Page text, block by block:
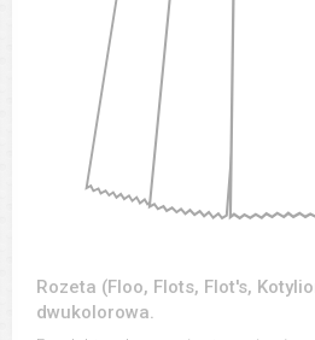
Rozeta (Floo, Flots, Flot's,
dwukolorowa.